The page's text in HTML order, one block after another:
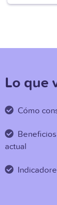
Lo que
Cómo
actual